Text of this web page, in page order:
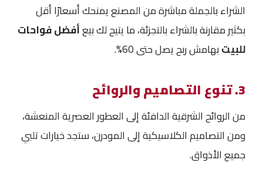
الشراء بالجملة مباشرة من المصنع يمنحك أسعارًا أقل
بكثير مقارنة بالشراء بالتجزئة، ما يتيح لك بيعأفضل فواحات
للبيتبهامش ربح يصل حتى 60%.
3. تنوع التصاميم والروائح
من الروائح الشرقية الدافئة إلى العطور العصرية المنعشة،
ومن التصاميم الكلاسيكية إلى المودرن، ستجد خيارات تلبي
جميع الأذواق.